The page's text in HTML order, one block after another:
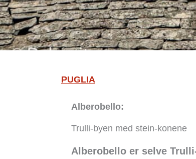
PUGLIA
Alberobello:
Trulli-byen med stein-konene
Alberobello er selve